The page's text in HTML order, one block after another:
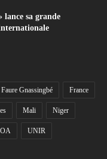
lance sa grande
Faure Gnassingbé France
Mali Niger
UNIR